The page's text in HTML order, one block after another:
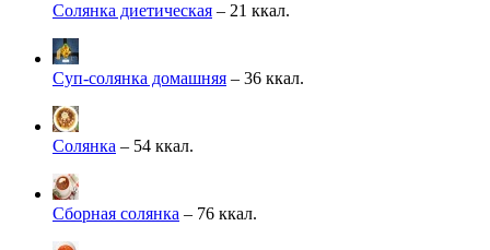
Солянка диетическая – 21 ккал.
Суп-солянка домашняя – 36 ккал.
Солянка – 54 ккал.
Сборная солянка – 76 ккал.